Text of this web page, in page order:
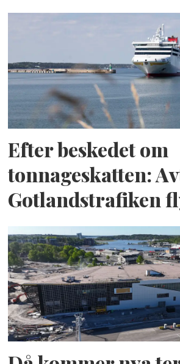
Efter beskedet om
tonnageskatten:
Gotlandstrafiken